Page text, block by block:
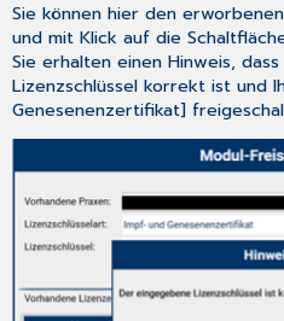
Bericht
R1
Arial,
Rueckseite.tmf]
auch
bei
mehrseitigem
Ausdruck
möglich
3.12.3
Anpassung
des
Sie können hier den
und mit Klick auf die
Sie erhalten einen Hinweis,
Lizenzschlüssel korrekt ist und
Genesenenzertifikat]